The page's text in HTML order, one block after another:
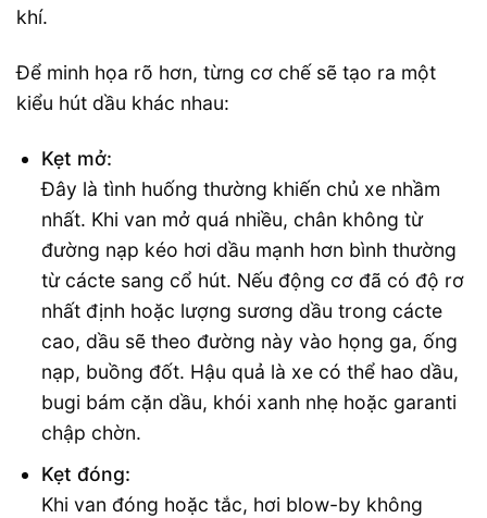
khí.
Để minh họa rõ hơn, từng cơ chế sẽ tạo ra một
kiểu hút dầu khác nhau:
Kẹt mở:
Đây là tình huống thường khiến chủ xe nhầm
nhất. Khi van mở quá nhiều, chân không từ
đường nạp kéo hơi dầu mạnh hơn bình thường
từ cácte sang cổ hút. Nếu động cơ đã có độ rơ
nhất định hoặc lượng sương dầu trong cácte
cao, dầu sẽ theo đường này vào họng ga, ống
nạp, buồng đốt. Hậu quả là xe có thể hao dầu,
bugi bám cặn dầu, khói xanh nhẹ hoặc garanti
chập chờn.
Kẹt đóng:
Khi van đóng hoặc tắc, hơi blow-by không